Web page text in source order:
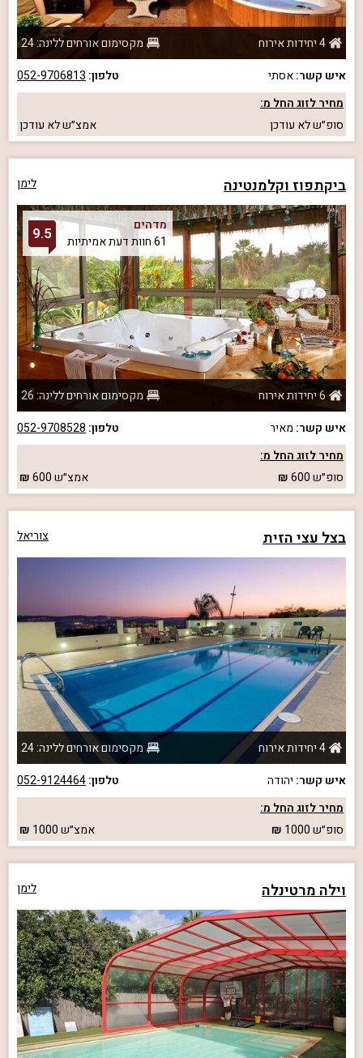
4 יחידות אירוח
מקסימום אורחים ללינה: 24
איש קשר:אסתי טלפון: 052-9706813
מחיר לזוג החל מ:
סופ״שלא עודכן אמצ״שלא עודכן
ביקתפוז וקלמנטינה לימן
מדהים
61 חוות דעת אמיתיות
9.5
6 יחידות אירוח
מקסימום אורחים ללינה: 26
איש קשר: מאיר טלפון: 052-9708528
מחיר לזוג החל מ:
סופ״ש600 אמצ״ש600
בצל עצי הזית צוריאל
4 יחידות אירוח
מקסימום אורחים ללינה: 24
איש קשר: יהודה טלפון:052-9124464
מחיר לזוג החל מ:
סופ״ש1000 אמצ״ש1000
וילה מרטינלה לימן